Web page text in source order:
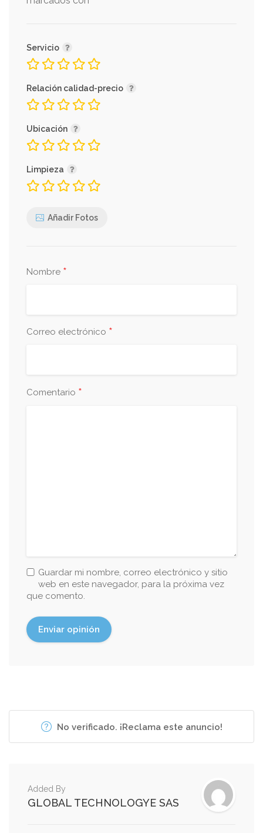
Servicio
Relación calidad-precio
Ubicación
Limpieza
Añadir Fotos
Nombre *
Correo electrónico *
Comentario *
Guardar mi nombre, correo electrónico y sitio
web en este navegador, para la próxima vez
que comento.
No verificado. ¡Reclama este anuncio!
Added By
GLOBAL TECHNOLOGYE SAS